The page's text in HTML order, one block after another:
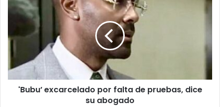
excarcelado
de
dice
su
abogado
'Bubu’ excarcelado por falta de pruebas, dice
su abogado